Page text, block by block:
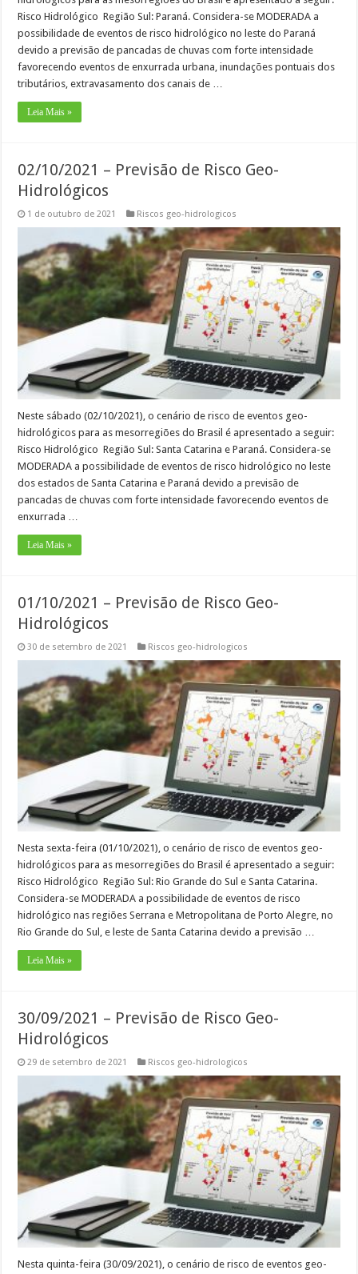
Risco Hidrológico Região Sul: Paraná. Considera-se MODERADA a
possibilidade de eventos de risco hidrológico no leste do Paraná
devido a previsão de pancadas de chuvas com forte intensidade
favorecendo eventos de enxurrada urbana, inundações pontuais dos
tributários, extravasamento dos canais de …
Leia Mais »
02/10/2021 – Previsão de Risco Geo-
Hidrológicos
1 de outubro de 2021 Riscos geo-hidrologicos
Neste sábado (02/10/2021), o cenário de risco de eventos geo-
hidrológicos para as mesorregiões do Brasil é apresentado a seguir:
Risco Hidrológico Região Sul: Santa Catarina e Paraná. Considera-se
MODERADA a possibilidade de eventos de risco hidrológico no leste
dos estados de Santa Catarina e Paraná devido a previsão de
pancadas de chuvas com forte intensidade favorecendo eventos de
enxurrada …
Leia Mais »
01/10/2021 – Previsão de Risco Geo-
Hidrológicos
30 de setembro de 2021 Riscos geo-hidrologicos
Nesta sexta-feira (01/10/2021), o cenário de risco de eventos geo-
hidrológicos para as mesorregiões do Brasil é apresentado a seguir:
Risco Hidrológico Região Sul: Rio Grande do Sul e Santa Catarina.
Considera-se MODERADA a possibilidade de eventos de risco
hidrológico nas regiões Serrana e Metropolitana de Porto Alegre, no
Rio Grande do Sul, e leste de Santa Catarina devido a previsão …
Leia Mais »
30/09/2021 – Previsão de Risco Geo-
Hidrológicos
29 de setembro de 2021 Riscos geo-hidrologicos
Nesta quinta-feira (30/09/2021), o cenário de risco de eventos geo-